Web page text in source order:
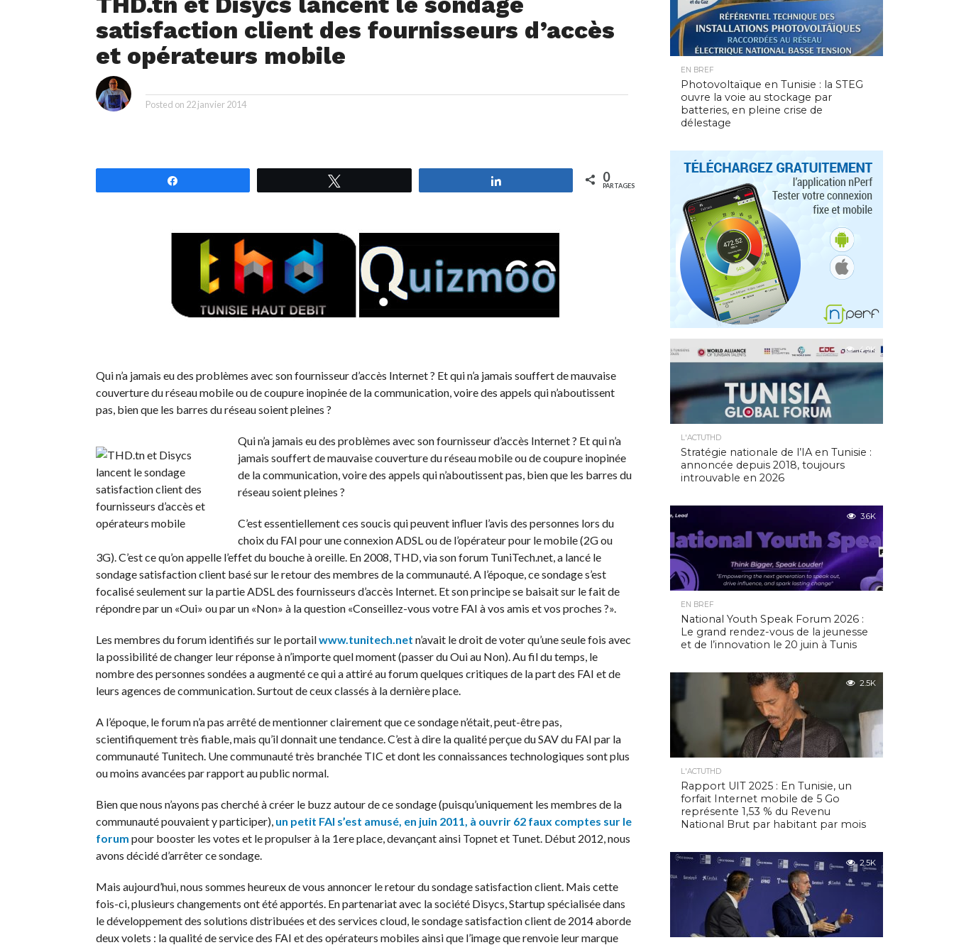
satisfaction client des fournisseurs d’accès
et opérateurs mobile
Posted on 22 janvier 2014
0
PARTAGES
Qui n’a jamais eu des problèmes avec son fournisseur d’accès Internet ? Et qui n’a jamais souffert de mauvaise
couverture du réseau mobile ou de coupure inopinée de la communication, voire des appels qui n’aboutissent
pas, bien que les barres du réseau soient pleines ?
Qui n’a jamais eu des problèmes avec son fournisseur d’accès Internet ? Et qui n’a
jamais souffert de mauvaise couverture du réseau mobile ou de coupure inopinée
de la communication, voire des appels qui n’aboutissent pas, bien que les barres du
réseau soient pleines ?
C’est essentiellement ces soucis qui peuvent influer l’avis des personnes lors du
choix du FAI pour une connexion ADSL ou de l’opérateur pour le mobile (2G ou
3G). C’est ce qu’on appelle l’effet du bouche à oreille. En 2008, THD, via son forum TuniTech.net, a lancé le
sondage satisfaction client basé sur le retour des membres de la communauté. A l’époque, ce sondage s’est
focalisé seulement sur la partie ADSL des fournisseurs d’accès Internet. Et son principe se baisait sur le fait de
répondre par un «Oui» ou par un «Non» à la question «Conseillez-vous votre FAI à vos amis et vos proches ?».
Les membres du forum identifiés sur le portailwww.tunitech.net n’avait le droit de voter qu’une seule fois avec
la possibilité de changer leur réponse à n’importe quel moment (passer du Oui au Non). Au fil du temps, le
nombre des personnes sondées a augmenté ce qui a attiré au forum quelques critiques de la part des FAI et de
leurs agences de communication. Surtout de ceux classés à la dernière place.
A l’époque, le forum n’a pas arrêté de mentionner clairement que ce sondage n’était, peut-être pas,
scientifiquement très fiable, mais qu’il donnait une tendance. C’est à dire la qualité perçue du SAV du FAI par la
communauté Tunitech. Une communauté très branchée TIC et dont les connaissances technologiques sont plus
ou moins avancées par rapport au public normal.
Bien que nous n’ayons pas cherché à créer le buzz autour de ce sondage (puisqu’uniquement les membres de la
communauté pouvaient y participer), un petit FAI s’est amusé, en juin 2011, à ouvrir 62 faux comptes sur le
forum pour booster les votes et le propulser à la 1ere place, devançant ainsi Topnet et Tunet. Début 2012, nous
avons décidé d’arrêter ce sondage.
Mais aujourd’hui, nous sommes heureux de vous annoncer le retour du sondage satisfaction client. Mais cette
fois-ci, plusieurs changements ont été apportés. En partenariat avec la société Disycs, Startup spécialisée dans
le développement des solutions distribuées et des services cloud, le sondage satisfaction client de 2014 aborde
deux volets : la qualité de service des FAI et des opérateurs mobiles ainsi que l’image que renvoie leur marque
EN BREF
Photovoltaïque en Tunisie : la STEG
ouvre la voie au stockage par
batteries, en pleine crise de
délestage
4.9K
L'ACTUTHD
Stratégie nationale de l’IA en Tunisie :
annoncée depuis 2018, toujours
introuvable en 2026
3.6K
EN BREF
National Youth Speak Forum 2026 :
Le grand rendez-vous de la jeunesse
et de l’innovation le 20 juin à Tunis
2.5K
L'ACTUTHD
Rapport UIT 2025 : En Tunisie, un
forfait Internet mobile de 5 Go
représente 1,53 % du Revenu
National Brut par habitant par mois
2.5K